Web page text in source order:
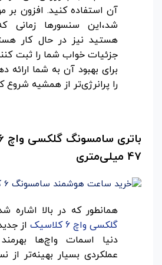
آن استفاده کنید. افزون بر
شد،این سنسورها زمانی
هستید نیز در حال کار
جزئیات خواب شما را ثبت
برای بهبود آن به شما ارائه
را پرانرژی‌تر از همشیه شروع
47 میلی‌متری
همانطور که در بالا اشاره
گلکسی واچ 6 کلاسیک
از
دنیا اسمات واچ‌ها
عملکردی بسیار بهینه‌تر